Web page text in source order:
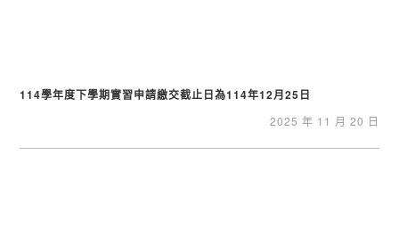
114學年度下學期實習申請繳交截止日為114年12月25日
2025 年 11 月 20 日